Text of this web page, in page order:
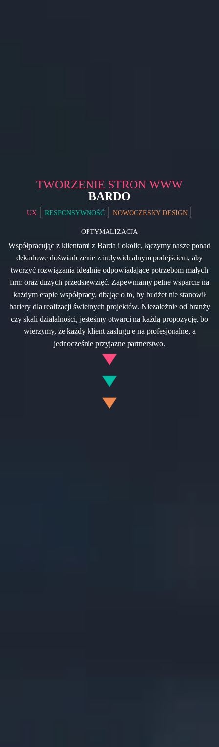
TWORZENIE STRON WWW
BARDO
UX | RESPONSYWNOŚĆ | NOWOCZESNY DESIGN |
OPTYMALIZACJA
Współpracując z klientami z Barda i okolic, łączymy nasze ponad
dekadowe doświadczenie z indywidualnym podejściem, aby
tworzyć rozwiązania idealnie odpowiadające potrzebom małych
firm oraz dużych przedsięwzięć. Zapewniamy pełne wsparcie na
każdym etapie współpracy, dbając o to, by budżet nie stanowił
bariery dla realizacji świetnych projektów. Niezależnie od branży
czy skali działalności, jesteśmy otwarci na każdą propozycję, bo
wierzymy, że każdy klient zasługuje na profesjonalne, a
jednocześnie przyjazne partnerstwo.